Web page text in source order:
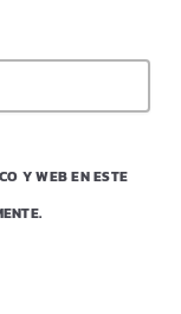
Y WEB EN ESTE